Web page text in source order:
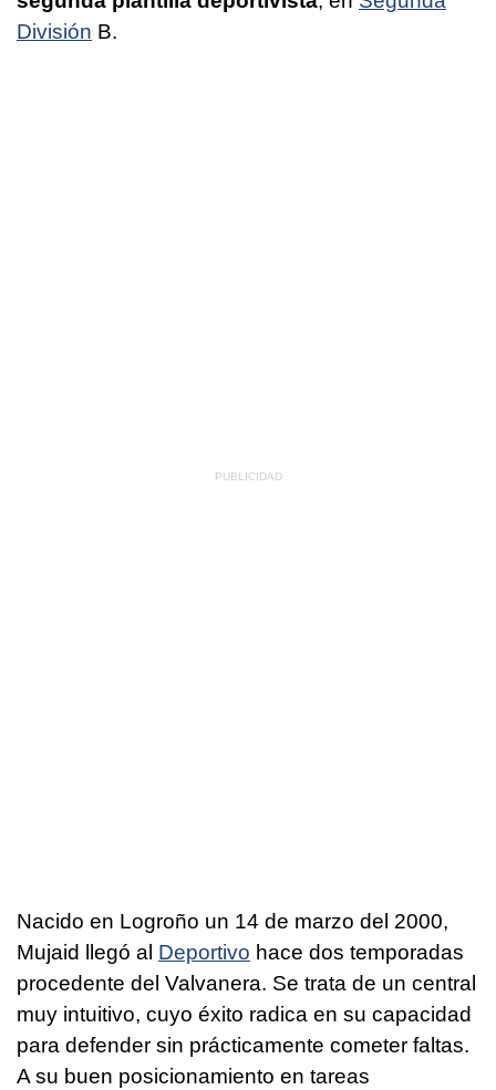
División B.
Nacido en Logroño un 14 de marzo del 2000,
Mujaid llegó al Deportivo hace dos temporadas
procedente del Valvanera. Se trata de un central
muy intuitivo, cuyo éxito radica en su capacidad
para defender sin prácticamente cometer faltas.
A su buen posicionamiento en tareas